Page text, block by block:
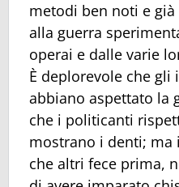
metodi ben noti e
alla guerra
operai e dalle varie
È deplorevole che
abbiano aspettato la
che i politicanti
mostrano i denti;
che altri fece prima,